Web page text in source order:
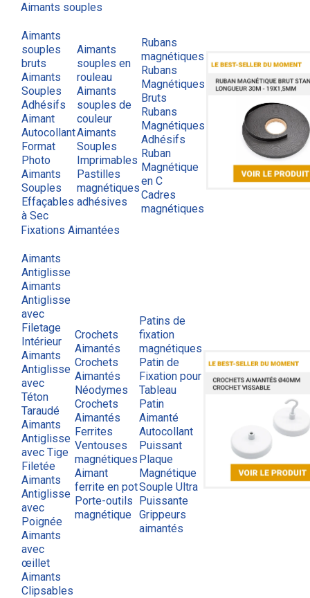
Aimants souples
Aimants
souples
bruts
Aimants
Souples
Adhésifs
Aimant
Autocollant
Format
Photo
Aimants
Souples
Effaçables
à Sec
Aimants
souples en
rouleau
Aimants
souples de
couleur
Aimants
Souples
Imprimables
Pastilles
magnétiques
adhésives
Rubans
magnétiques
Rubans
Magnétiques
Bruts
Rubans
Magnétiques
Adhésifs
Ruban
Magnétique
en C
Cadres
magnétiques
Fixations Aimantées
Aimants
Antiglisse
Aimants
Antiglisse
avec
Filetage
Intérieur
Aimants
Antiglisse
avec
Téton
Taraudé
Aimants
Antiglisse
avec Tige
Filetée
Aimants
Antiglisse
avec
Poignée
Aimants
avec
œillet
Aimants
Clipsables
Crochets
Aimantés
Crochets
Aimantés
Néodymes
Crochets
Aimantés
Ferrites
Ventouses
magnétiques
Aimant
ferrite en pot
Porte-outils
magnétique
Patins de
fixation
magnétiques
Patin de
Fixation pour
Tableau
Patin
Aimanté
Autocollant
Puissant
Plaque
Magnétique
Souple Ultra
Puissante
Grippeurs
aimantés